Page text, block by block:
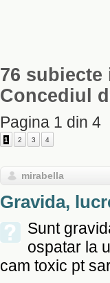
76
Concediul
Pagina 1 din 4
1 2 3 4
mirabella
Gravida,
Sunt
ospatar la
cam toxic pt